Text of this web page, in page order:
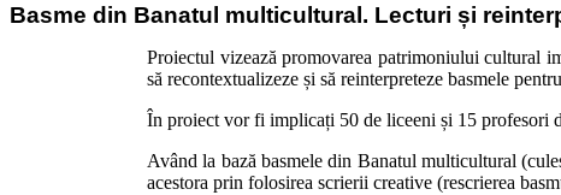
Basme din Banatul multicultural. Lecturi și
Proiectul vizează promovarea patrimoniului cultural
să recontextualizeze și să reinterpreteze basmele
În proiect vor fi implicați 50 de liceeni și 15 profesori
Având la bază basmele din Banatul multicultural
acestora prin folosirea scrierii creative (rescrierea